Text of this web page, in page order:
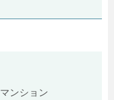
マンション